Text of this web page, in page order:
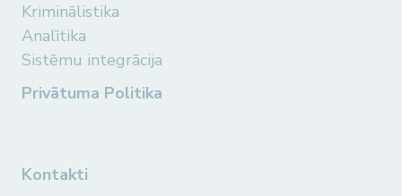
Kontakti
Kriminālistika
Analītika
Sistēmu integrācija
Privātuma Politika